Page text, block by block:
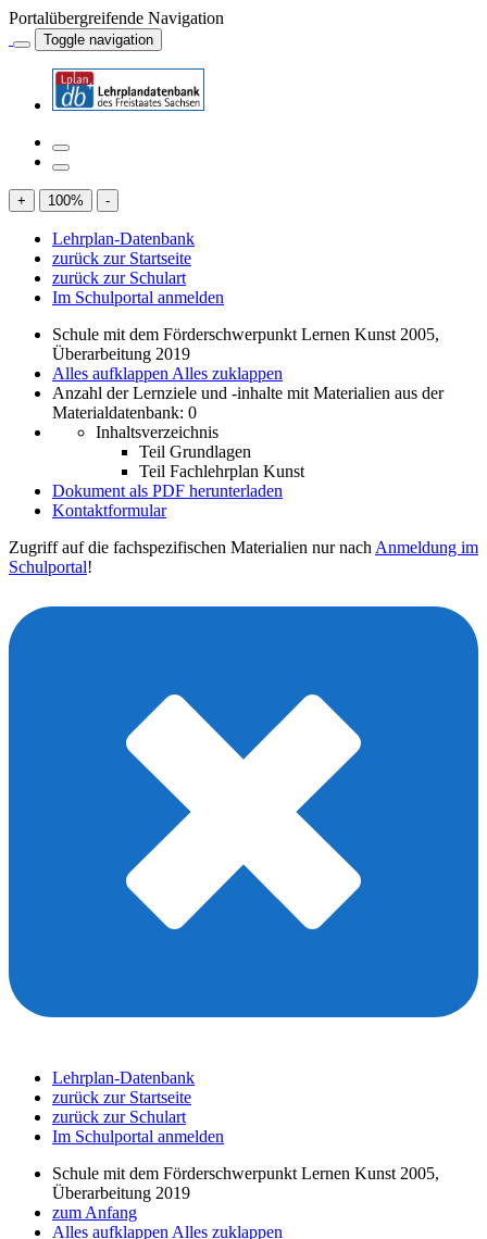
Portalübergreifende Navigation
Toggle navigation
+ 100% -
Lehrplan-Datenbank
zurück zur Startseite
zurück zur Schulart
Im Schulportal anmelden
Schule mit dem Förderschwerpunkt Lernen Kunst 2005,
Überarbeitung 2019
Alles aufklappen Alles zuklappen
Anzahl der Lernziele und -inhalte mit Materialien aus der
Materialdatenbank: 0
Inhaltsverzeichnis
Teil Grundlagen
Teil Fachlehrplan Kunst
Dokument als PDF herunterladen
Kontaktformular
Zugriff auf die fachspezifischen Materialien nur nach Anmeldung im
Schulportal!
Lehrplan-Datenbank
zurück zur Startseite
zurück zur Schulart
Im Schulportal anmelden
Schule mit dem Förderschwerpunkt Lernen Kunst 2005,
Überarbeitung 2019
zum Anfang
Alles aufklappen Alles zuklappen